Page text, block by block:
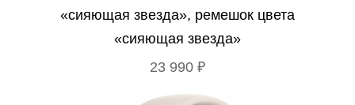
«сияющая звезда», ремешок цвета
«сияющая звезда»
23 990 ₽